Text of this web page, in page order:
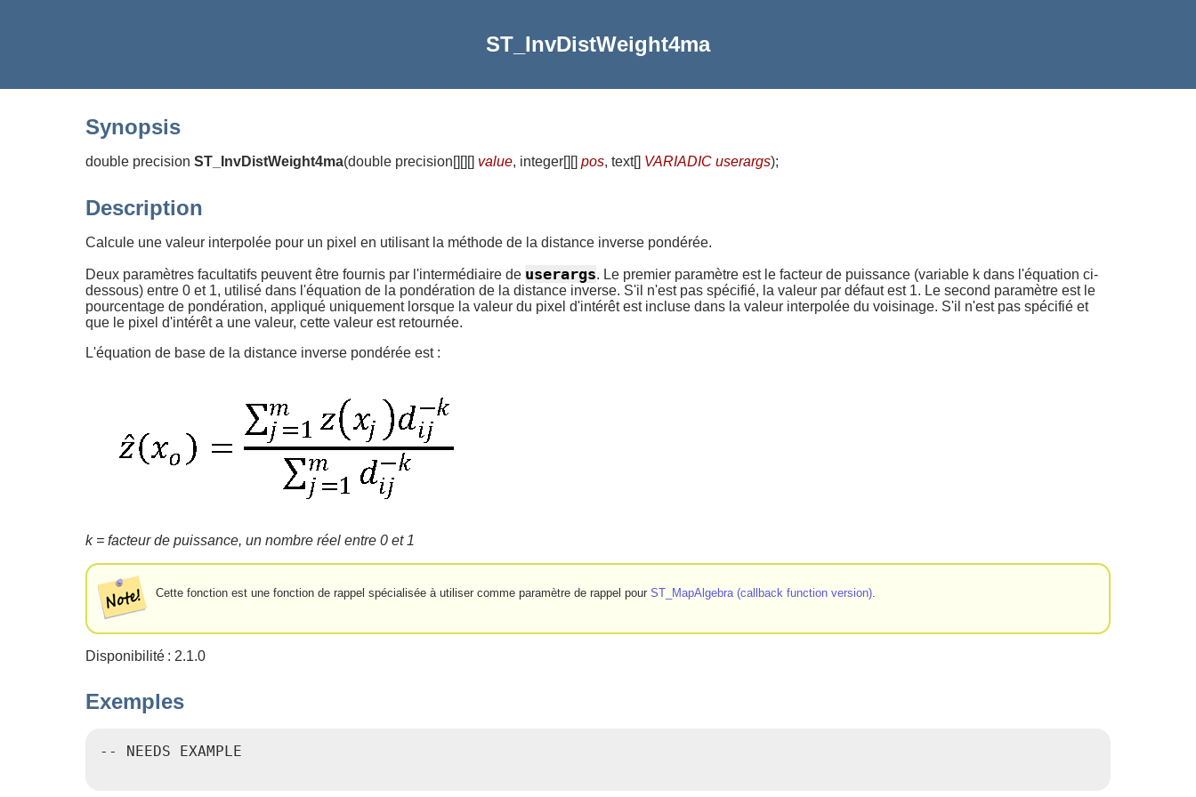
ST_InvDistWeight4ma
Synopsis
double precision ST_InvDistWeight4ma(double precision[][][] value, integer[][] pos, text[] VARIADIC userargs);
Description
Calcule une valeur interpolée pour un pixel en utilisant la méthode de la distance inverse pondérée.
Deux paramètres facultatifs peuvent être fournis par l'intermédiaire de userargs. Le premier paramètre est le facteur de puissance (variable k dans l'équation ci-
dessous) entre 0 et 1, utilisé dans l'équation de la pondération de la distance inverse. S'il n'est pas spécifié, la valeur par défaut est 1. Le second paramètre est le
pourcentage de pondération, appliqué uniquement lorsque la valeur du pixel d'intérêt est incluse dans la valeur interpolée du voisinage. S'il n'est pas spécifié et
que le pixel d'intérêt a une valeur, cette valeur est retournée.
L'équation de base de la distance inverse pondérée est :
k = facteur de puissance, un nombre réel entre 0 et 1
Cette fonction est une fonction de rappel spécialisée à utiliser comme paramètre de rappel pourST_MapAlgebra (callback function version)
Disponibilité : 2.1.0
Exemples
-- NEEDS EXAMPLE